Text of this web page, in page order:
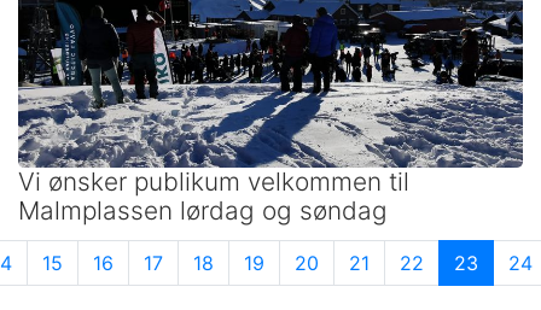
Vi ønsker publikum velkommen til
Malmplassen lørdag og søndag
15 16 17 18 19 20 21 22 23 24